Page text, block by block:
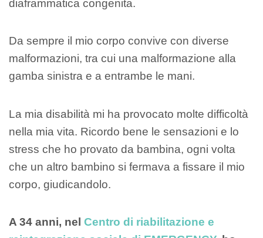
diaframmatica congenita.
Da sempre il mio corpo convive con diverse
malformazioni, tra cui una malformazione alla
gamba sinistra e a entrambe le mani.
La mia disabilità mi ha provocato molte difficoltà
nella mia vita. Ricordo bene le sensazioni e lo
stress che ho provato da bambina, ogni volta
che un altro bambino si fermava a fissare il mio
corpo, giudicandolo.
A 34 anni, nel Centro di riabilitazione e